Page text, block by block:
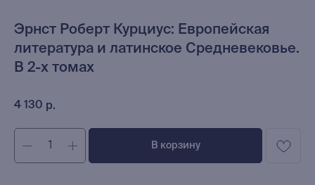
Эрнст Роберт Курциус: Европейская
литература и латинское Средневековье.
В 2-х томах
4 130 р.
В корзину